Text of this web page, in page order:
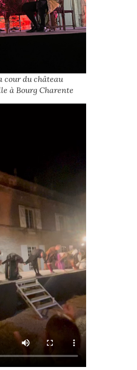
cour du château
à Bourg Charente